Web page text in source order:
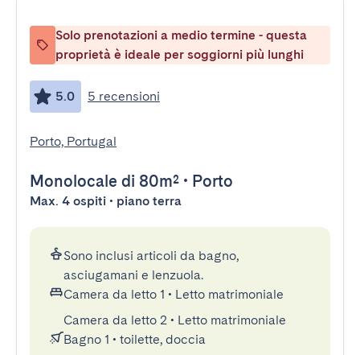
Solo prenotazioni a medio termine - questa
proprietà è ideale per soggiorni più lunghi
5.0 5 recensioni
Porto, Portugal
Monolocale di 80m² • Porto
Max. 4 ospiti • piano terra
Sono inclusi articoli da bagno,
asciugamani e lenzuola.
Camera da letto 1 • Letto matrimoniale
Camera da letto 2 • Letto matrimoniale
Bagno 1 • toilette, doccia